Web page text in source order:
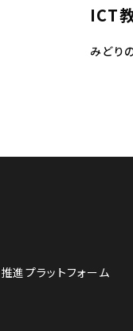
ICT
みどり
進プラットフォーム